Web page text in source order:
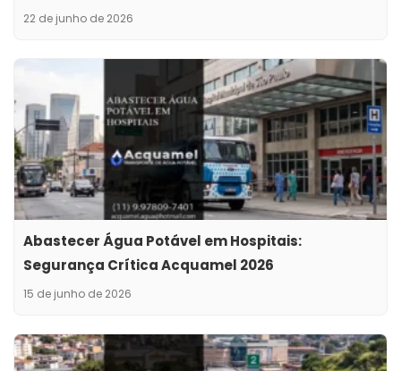
22 de junho de 2026
Abastecer Água Potável em Hospitais:
Segurança Crítica Acquamel 2026
15 de junho de 2026